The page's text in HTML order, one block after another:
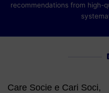
recommendations from high-
Care Socie e Cari Soci,